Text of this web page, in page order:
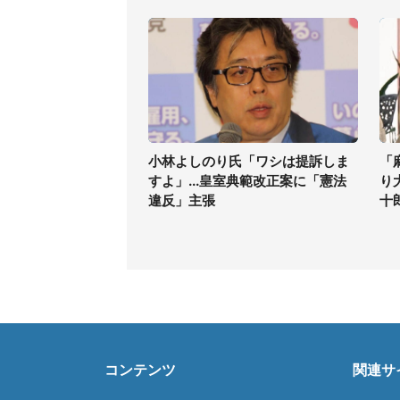
小林よしのり氏「ワシは提訴しま
すよ」...皇室典範改正案に「憲法
違反」主張
り
十
コンテンツ 関連サ